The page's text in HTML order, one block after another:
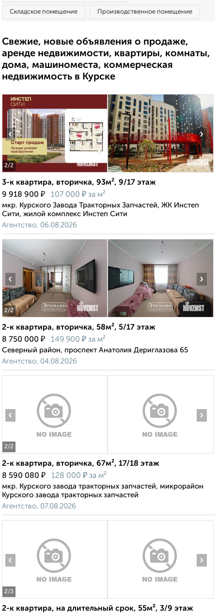
Складское помещение Производственное помещение
Свежие, новые объявления о продаже,
аренде недвижимости, квартиры, комнаты,
дома, машиноместа, коммерческая
недвижимость в Курске
2/2
‹ ›
3-к квартира, вторичка, 93м², 9/17 этаж
9 918 900 ₽ 107 000 ₽ за м²
мкр. Курского Завода Тракторных Запчастей, ЖК Инстеп
Сити, жилой комплекс Инстеп Сити
Агентство, 06.08.2026
2/2
‹ ›
2-к квартира, вторичка, 58м², 5/17 этаж
8 750 000 ₽ 149 900 ₽ за м²
Северный район, проспект Анатолия Дериглазова 65
Агентство, 04.08.2026
2/2
‹ ›
2-к квартира, вторичка, 67м², 17/18 этаж
8 590 080 ₽ 128 000 ₽ за м²
мкр. Курского завода тракторных запчастей, микрорайон
Курского завода тракторных запчастей
Агентство, 07.08.2026
2/3
‹ ›
2-к квартира, на длительный срок, 55м², 3/9 этаж